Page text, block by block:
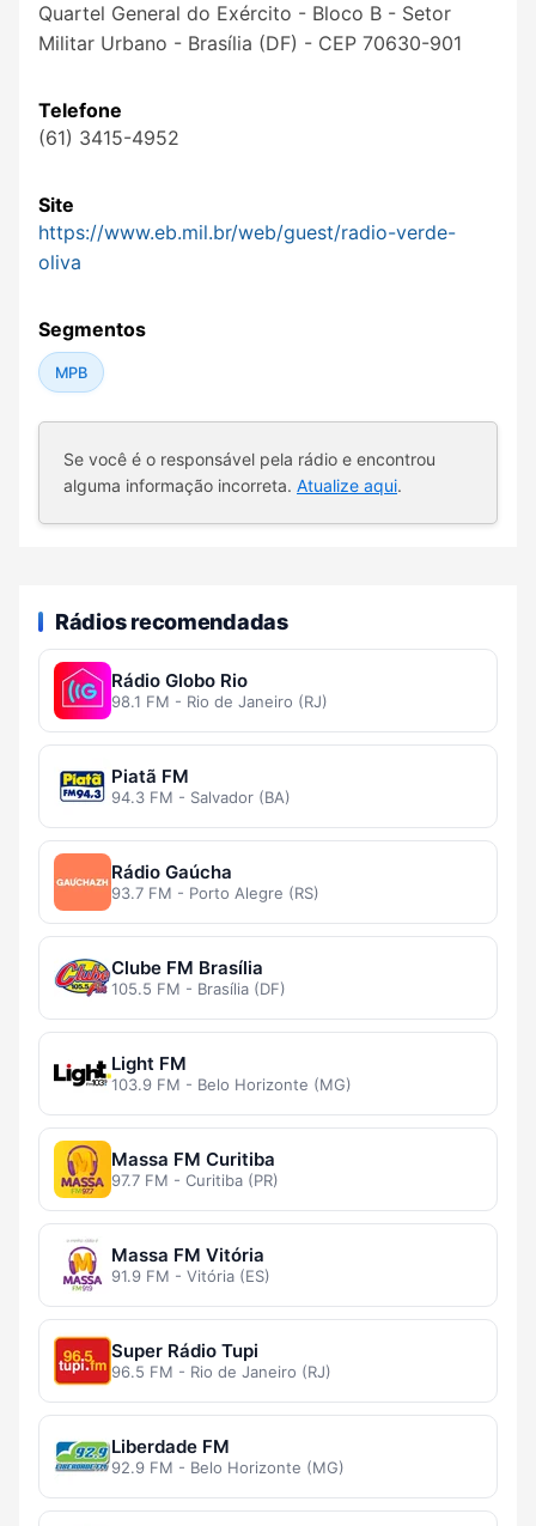
Quartel General do Exército - Bloco B - Setor
Militar Urbano - Brasília (DF) - CEP 70630-901
Telefone
(61) 3415-4952
Site
https://www.eb.mil.br/web/guest/radio-verde-
oliva
Segmentos
MPB
Se você é o responsável pela rádio e encontrou
alguma informação incorreta. Atualize aqui.
Rádios recomendadas
Rádio Globo Rio
98.1 FM - Rio de Janeiro (RJ)
Piatã FM
94.3 FM - Salvador (BA)
Rádio Gaúcha
93.7 FM - Porto Alegre (RS)
Clube FM Brasília
105.5 FM - Brasília (DF)
Light FM
103.9 FM - Belo Horizonte (MG)
Massa FM Curitiba
97.7 FM - Curitiba (PR)
Massa FM Vitória
91.9 FM - Vitória (ES)
Super Rádio Tupi
96.5 FM - Rio de Janeiro (RJ)
Liberdade FM
92.9 FM - Belo Horizonte (MG)